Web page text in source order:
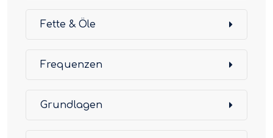
Fette & Öle
Frequenzen
Grundlagen